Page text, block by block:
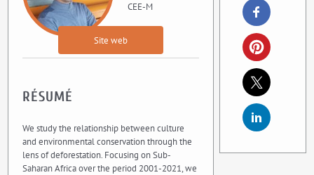
CEE-M
Site web
RÉSUMÉ
We study the relationship between culture
and environmental conservation through the
lens of deforestation. Focusing on Sub-
Saharan Africa over the period 2001-2021, we